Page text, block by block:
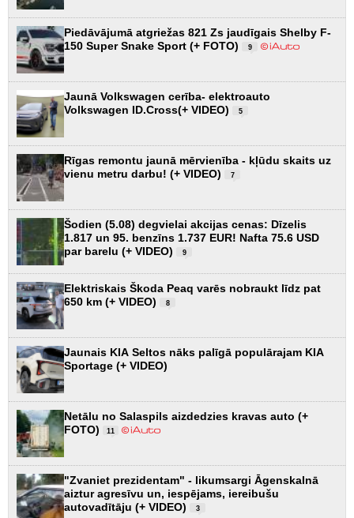
Piedāvājumā atgriežas 821 Zs jaudīgais Shelby F-
150 Super Snake Sport (+ FOTO)
9
Jaunā Volkswagen cerība- elektroauto
Volkswagen ID.Cross(+ VIDEO)
5
Rīgas remontu jaunā mērvienība - kļūdu skaits uz
vienu metru darbu! (+ VIDEO)
7
Šodien (5.08) degvielai akcijas cenas: Dīzelis
1.817 un 95. benzīns 1.737 EUR! Nafta 75.6 USD
par barelu (+ VIDEO)
9
Elektriskais Škoda Peaq varēs nobraukt līdz pat
650 km (+ VIDEO)
8
Jaunais KIA Seltos nāks palīgā populārajam KIA
Sportage (+ VIDEO)
Netālu no Salaspils aizdedzies kravas auto (+
FOTO)
11
"Zvaniet prezidentam" - likumsargi Āgenskalnā
aiztur agresīvu un, iespējams, iereibušu
autovadītāju (+ VIDEO)
3